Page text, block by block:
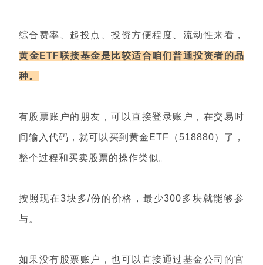
综合费率、起投点、投资方便程度、流动性来看，
黄金ETF联接基金是比较适合咱们普通投资者的品
种。
有股票账户的朋友，可以直接登录账户，在交易时
间输入代码，就可以买到黄金ETF（518880）了，
整个过程和买卖股票的操作类似。
按照现在3块多/份的价格，最少300多块就能够参
与。
如果没有股票账户，也可以直接通过基金公司的官